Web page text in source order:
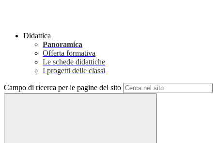
Didattica
Panoramica
Offerta formativa
Le schede didattiche
I progetti delle classi
Campo di ricerca per le pagine del sito